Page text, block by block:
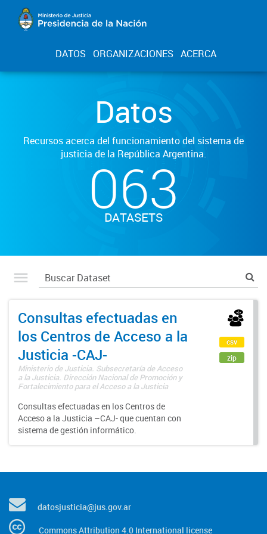
DATOS ORGANIZACIONES ACERCA
Datos
Recursos acerca del funcionamiento del sistema de
justicia de la República Argentina.
063
DATASETS
Consultas efectuadas en
los Centros de Acceso a la
Justicia -CAJ-
Ministerio de Justicia. Subsecretaría de Acceso
a la Justicia. Dirección Nacional de Promoción y
Fortalecimiento para el Acceso a la Justicia
Consultas efectuadas en los Centros de
Acceso a la Justicia –CAJ- que cuentan con
sistema de gestión informático.
csv
zip
datosjusticia@jus.gov.ar
Commons Attribution 4.0 International license